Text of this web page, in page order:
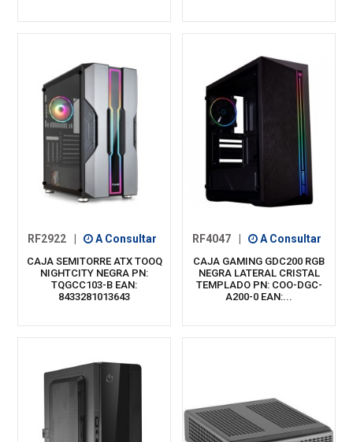
RF2922 A Consultar
CAJA SEMITORRE ATX TOOQ
NIGHTCITY NEGRA PN:
TQGCC103-B EAN:
8433281013643
RF4047 A Consultar
CAJA GAMING GDC200 RGB
NEGRA LATERAL CRISTAL
TEMPLADO PN: COO-DGC-
A200-0 EAN:...